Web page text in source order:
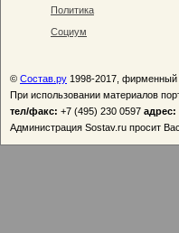
Политика
Социум
© Состав.ру 1998-2017, фирменный
При использовании материалов
тел/факс: +7 (495) 230 0597 адрес:
Администрация Sostav.ru просит